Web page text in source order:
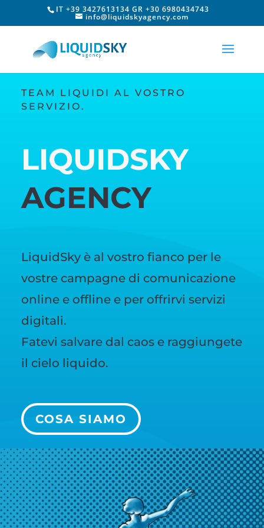
IT +39 3427613134 GR +30 6980434743
info@liquidskyagency.com
TEAM LIQUIDI AL VOSTRO
SERVIZIO.
LIQUIDSKY
AGENCY
LiquidSky è al vostro fianco per le
vostre campagne di comunicazione
online e offline e per offrirvi servizi
digitali.
Fatevi salvare dal caos e raggiungete
il cielo liquido.
COSA SIAMO